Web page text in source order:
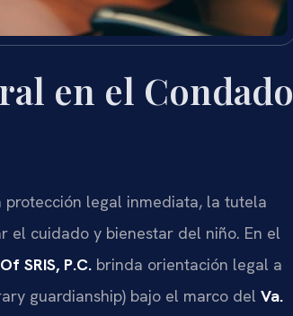
en el Condado
legal inmediata, la tutela
el cuidado y bienestar del niño. En el
SRIS, P.C. brinda orientación legal a
guardianship) bajo el marco del Va.